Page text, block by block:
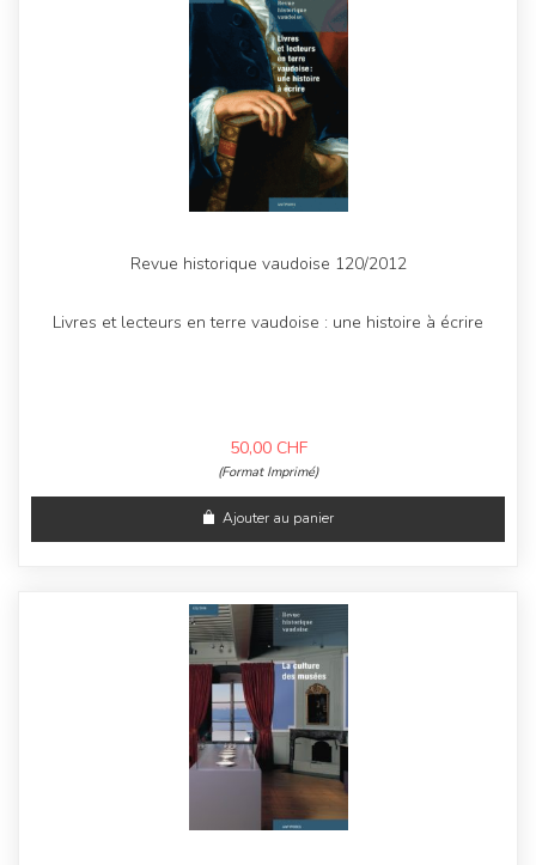
Revue historique vaudoise 120/2012
Livres et lecteurs en terre vaudoise : une histoire à écrire
50,00 CHF
(Format Imprimé)
Ajouter au panier